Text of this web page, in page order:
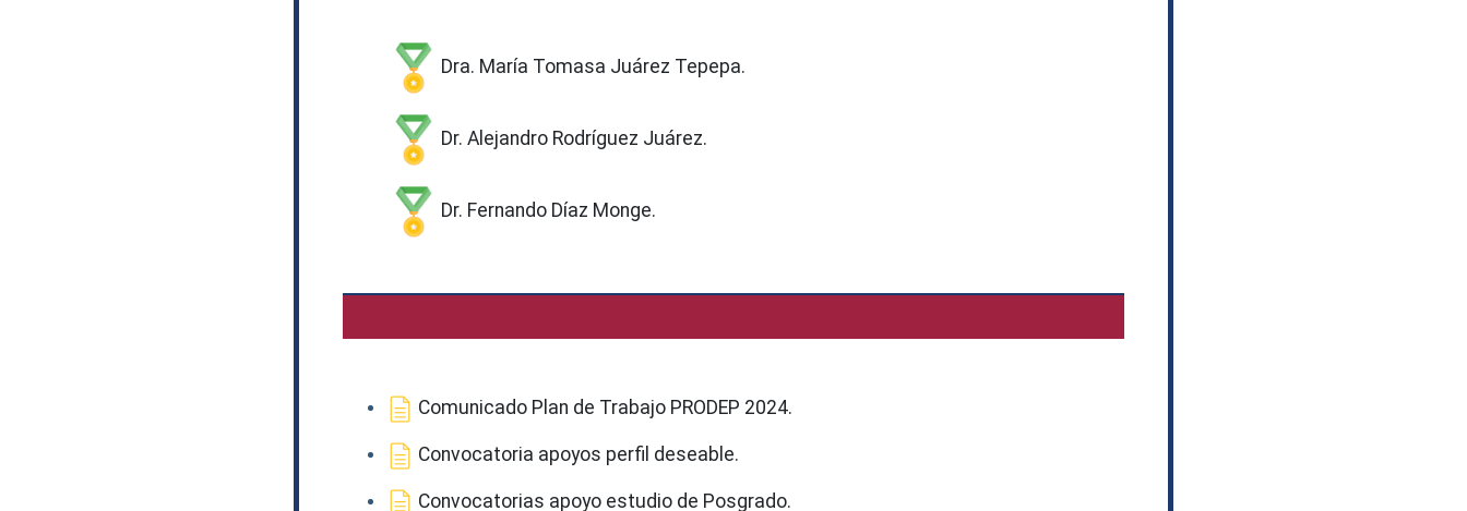
Dra. María Tomasa Juárez Tepepa.
Dr. Alejandro Rodríguez Juárez.
Dr. Fernando Díaz Monge.
Comunicado Plan de Trabajo PRODEP 2024.
Convocatoria apoyos perfil deseable.
Convocatorias apoyo estudio de Posgrado.